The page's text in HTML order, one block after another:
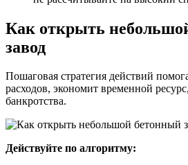
Как открыть
завод
Пошаговая стратегия действий
расходов, экономит временной
банкротства.
Действуйте по алгоритму: